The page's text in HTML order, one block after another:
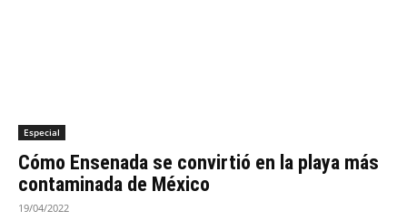
Especial
Cómo Ensenada se convirtió en la playa más
contaminada de México
19/04/2022